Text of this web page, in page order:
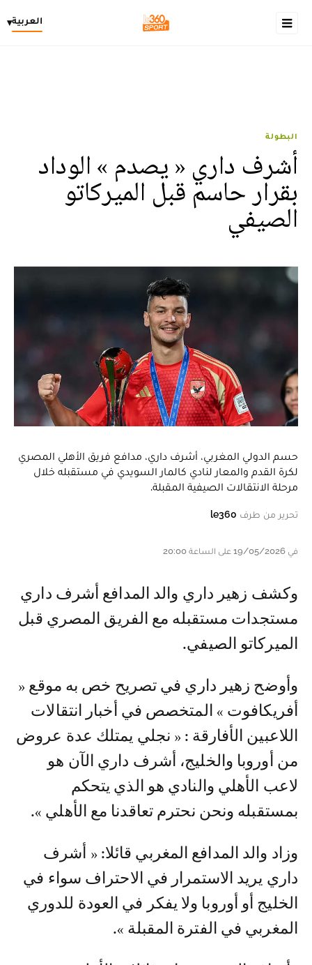
العربية▾
البطولة
أشرف داري « يصدم » الوداد
بقرار حاسم قبل الميركاتو
الصيفي
حسم الدولي المغربي، أشرف داري، مدافع فريق الأهلي المصري
لكرة القدم والمعار لنادي كالمار السويدي في مستقبله خلال
مرحلة الانتقالات الصيفية المقبلة.
تحرير من طرف le360
في 19/05/2026 على الساعة 20:00
وكشف زهير داري والد المدافع أشرف داري
مستجدات مستقبله مع الفريق المصري قبل
الميركاتو الصيفي.
وأوضح زهير داري في تصريح خص به موقع «
أفريكافوت » المتخصص في أخبار انتقالات
اللاعبين الأفارقة : « نجلي يمتلك عدة عروض
من أوروبا والخليج، أشرف داري الآن هو
لاعب الأهلي والنادي هو الذي يتحكم
بمستقبله ونحن نحترم تعاقدنا مع الأهلي ».
وزاد والد المدافع المغربي قائلا: « أشرف
داري يريد الاستمرار في الاحتراف سواء في
الخليج أو أوروبا ولا يفكر في العودة للدوري
المغربي في الفترة المقبلة ».